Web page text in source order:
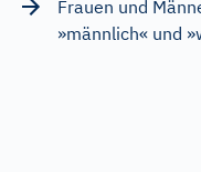
Frauen und
»männlich« und